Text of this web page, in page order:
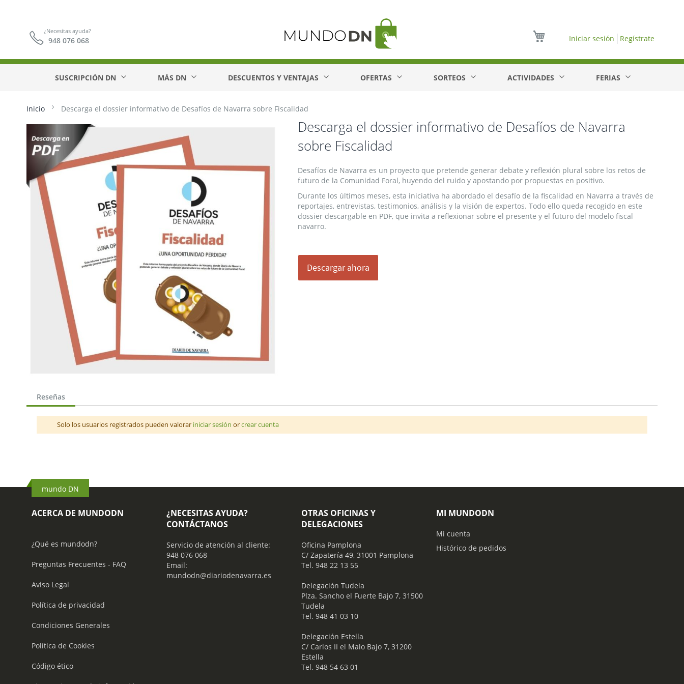
¿Necesitas ayuda?
948 076 068 Iniciar sesión Regístrate
SUSCRIPCIÓN DN MÁS DN DESCUENTOS Y VENTAJAS OFERTAS SORTEOS ACTIVIDADES FERIAS
Inicio Descarga el dossier informativo de Desafíos de Navarra sobre Fiscalidad
Descarga el dossier informativo de Desafíos de Navarra
sobre Fiscalidad
Desafíos de Navarra es un proyecto que pretende generar debate y reflexión plural sobre los retos de
futuro de la Comunidad Foral, huyendo del ruido y apostando por propuestas en positivo.
Durante los últimos meses, esta iniciativa ha abordado el desafío de la fiscalidad en Navarra a través de
reportajes, entrevistas, testimonios, análisis y la visión de expertos. Todo ello queda recogido en este
dossier descargable en PDF, que invita a reflexionar sobre el presente y el futuro del modelo fiscal
navarro.
Descargar ahora
al
final
galería
de
imágenes
comienzo
galería
Reseñas
Solo los usuarios registrados pueden valorar iniciar sesión orcrear cuenta
mundo DN
ACERCA DE MUNDODN
¿Qué es mundodn?
Preguntas Frecuentes - FAQ
Aviso Legal
Política de privacidad
Condiciones Generales
Política de Cookies
Código ético
¿NECESITAS AYUDA?
CONTÁCTANOS
Servicio de atención al cliente:
948 076 068
Email:
mundodn@diariodenavarra.es
OTRAS OFICINAS Y
DELEGACIONES
Oficina Pamplona
C/ Zapatería 49, 31001 Pamplona
Tel. 948 22 13 55
​ Delegación Tudela
Plza. Sancho el Fuerte Bajo 7, 31500
Tudela
Tel. 948 41 03 10
​ Delegación Estella
C/ Carlos II el Malo Bajo 7, 31200
Estella
Tel. 948 54 63 01
MI MUNDODN
Mi cuenta
Histórico de pedidos